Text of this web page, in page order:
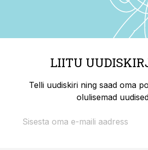
LIITU
Telli uudiskiri ning saad oma
olulisemad